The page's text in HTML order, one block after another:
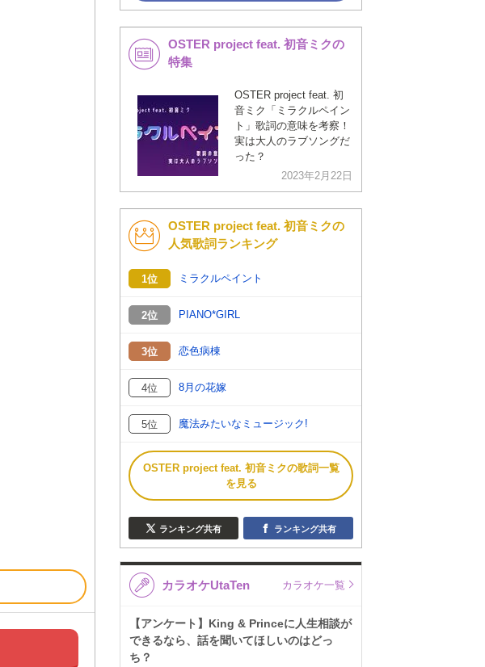
OSTER project feat. 初音ミクの
特集
OSTER project feat. 初
音ミク「ミラクルペイン
ト」歌詞の意味を考察！
実は大人のラブソングだ
った？
2023年2月22日
OSTER project feat. 初音ミクの
人気歌詞ランキング
1位 ミラクルペイント
2位 PIANO*GIRL
3位 恋色病棟
4位 8月の花嫁
5位 魔法みたいなミュージック!
OSTER project feat. 初音ミクの歌詞一覧
を見る
ランキング共有 ランキング共有
カラオケUtaTen カラオケ一覧
【アンケート】King & Princeに人生相談が
できるなら、話を聞いてほしいのはどっ
ち？